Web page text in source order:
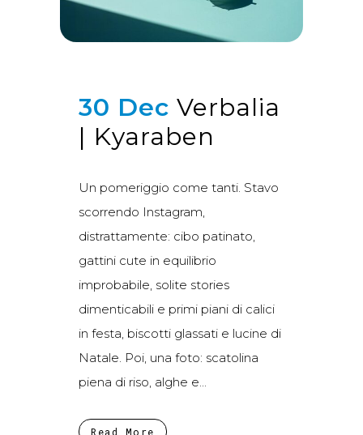
30 Dec Verbalia
| Kyaraben
Un pomeriggio come tanti. Stavo
scorrendo Instagram,
distrattamente: cibo patinato,
gattini cute in equilibrio
improbabile, solite stories
dimenticabili e primi piani di calici
in festa, biscotti glassati e lucine di
Natale. Poi, una foto: scatolina
piena di riso, alghe e...
Read More